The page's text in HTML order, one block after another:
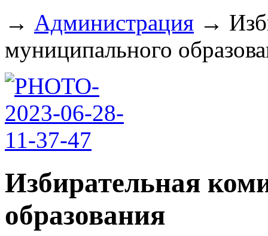
→ Администрация →
муниципального
Избирательная
образования